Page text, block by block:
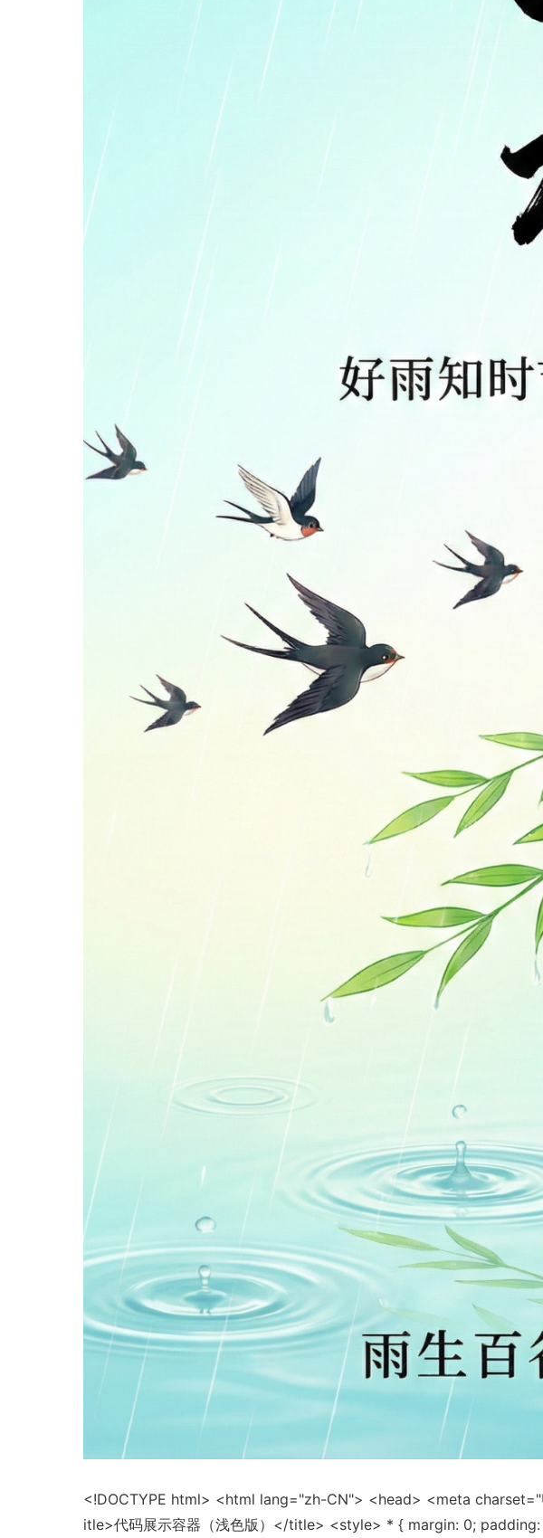
<!DOCTYPE html> <html lang="zh-CN"> <head> <meta
itle>代码展示容器（浅色版）</title> <style> * { margin: 0;